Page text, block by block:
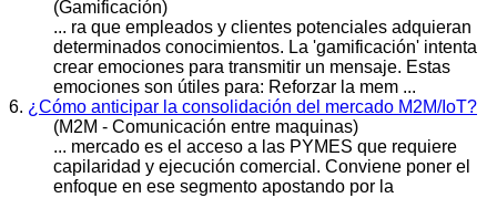
(Gamificación)
... ra que empleados y clientes potenciales adquieran
determinados conocimientos. La 'gamificación' intenta
crear emociones para transmitir un mensaje. Estas
emociones son útiles para: Reforzar la mem ...
6. ¿Cómo anticipar la consolidación del mercado M2M/IoT?
(M2M - Comunicación entre maquinas)
... mercado es el acceso a las PYMES que requiere
capilaridad y ejecución comercial. Conviene poner el
enfoque en ese segmento apostando por la